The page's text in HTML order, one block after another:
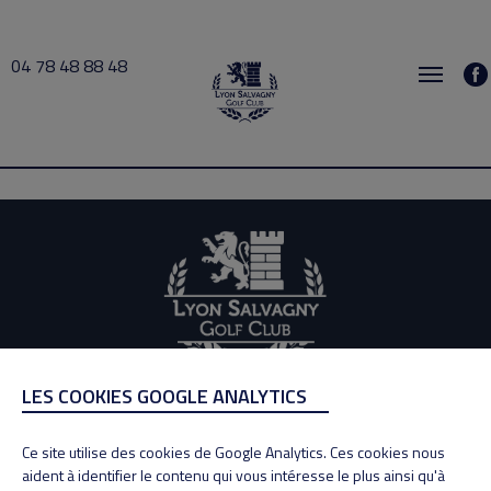
04 78 48 88 48
Riviere Lounis 2026-07-05 09:00 → 2026-07-05 10:00
ADRESSE
69890 La Tour de Salvagny
Tél : 04 78 48 88 48
LES COOKIES GOOGLE ANALYTICS
Ce site utilise des cookies de Google Analytics. Ces cookies nous
aident à identifier le contenu qui vous intéresse le plus ainsi qu'à